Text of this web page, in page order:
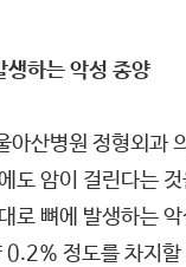
하는 악성 종양
아산병원 정형외과
도 암이 걸린다는
로 뼈에 발생하는 악
0.2% 정도를 차지할